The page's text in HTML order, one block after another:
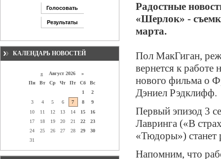
КАЛЕНДАРЬ НОВОСТЕЙ
« Август 2026 »
Пн
Вт Ср Чт Пт Сб
Вс
1
2
3
4 5 6 7 8
9
10
11 12 13 14 15
16
17
18 19 20 21 22
23
24
25 26 27 28 29
30
31
Радостные
«Шерлок» -
марта.
Пол МакГиган,
вернется к работе
нового фильма о
Дэниел Рэдклифф.
Первый эпизод 3
Лавринга («В
«Тюдоры») станет
Напомним, что